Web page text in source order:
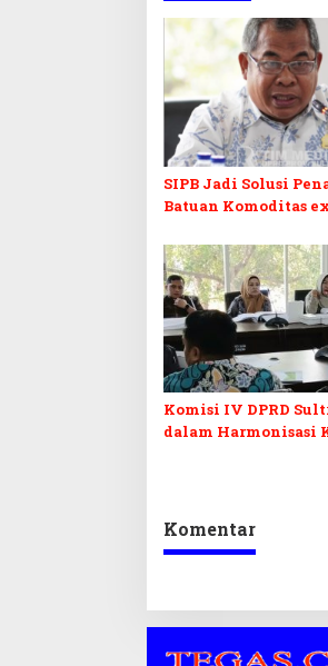
SIPB Jadi Solusi
Batuan Komoditas
Komisi IV DPRD
dalam Harmonisasi
Komentar